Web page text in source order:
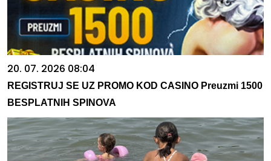
20. 07. 2026 08:04
REGISTRUJ SE UZ PROMO KOD CASINO Preuzmi 1500
BESPLATNIH SPINOVA